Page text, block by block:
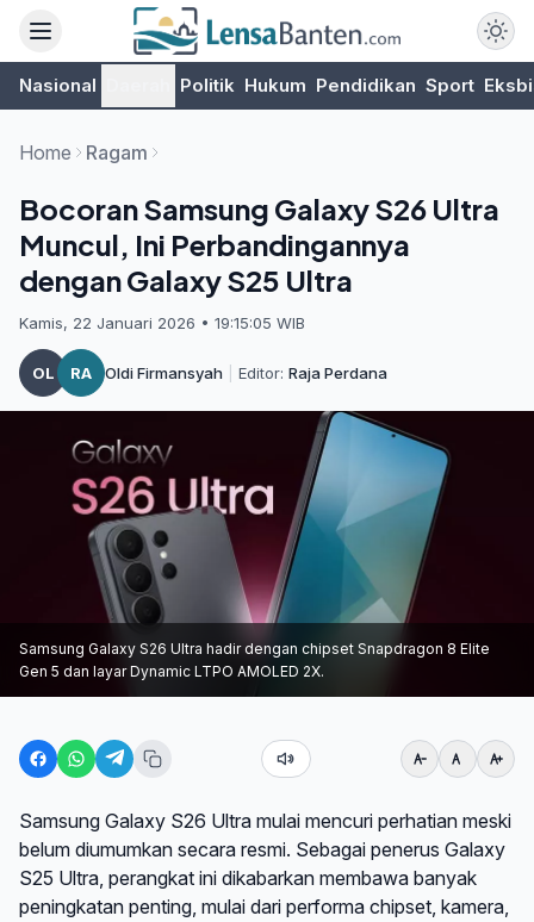
Nasional Politik Hukum Pendidikan Sport
Home Ragam
Bocoran Samsung Galaxy S26 Ultra
Muncul, Ini Perbandingannya
dengan Galaxy S25 Ultra
Kamis, 22 Januari 2026 • 19:15:05 WIB
OL RA Oldi Firmansyah Editor: Raja Perdana
Samsung Galaxy S26 Ultra hadir dengan chipset Snapdragon 8 Elite
Gen 5 dan layar Dynamic LTPO AMOLED 2X.
Samsung Galaxy S26 Ultra mulai mencuri perhatian meski
belum diumumkan secara resmi. Sebagai penerus Galaxy
S25 Ultra, perangkat ini dikabarkan membawa banyak
peningkatan penting, mulai dari performa chipset, kamera,